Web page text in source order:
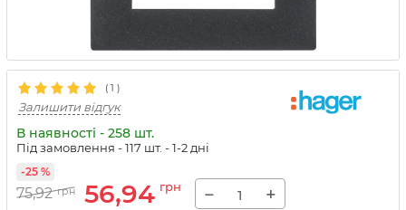
( 1 )
Залишити відгук
В наявності - 258 шт.
Під замовлення - 117 шт. - 1-2 дні
75,92 грн 56,94 грн
-25 %
− +